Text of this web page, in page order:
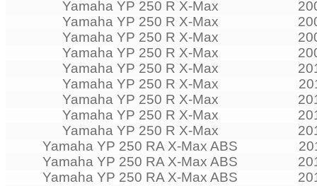
Yamaha YP 250 R X-Max
Yamaha YP 250 R X-Max
Yamaha YP 250 R X-Max
Yamaha YP 250 R X-Max
Yamaha YP 250 R X-Max
Yamaha YP 250 R X-Max
Yamaha YP 250 R X-Max
Yamaha YP 250 R X-Max
Yamaha YP 250 R X-Max
Yamaha YP 250 RA X-Max ABS
Yamaha YP 250 RA X-Max ABS
Yamaha YP 250 RA X-Max ABS